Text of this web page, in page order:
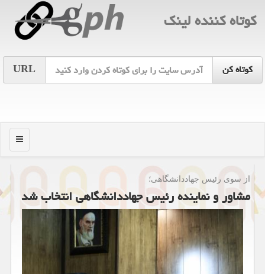
كوتاه كننده لینك
URL
منو
از سوی رئیس جهاددانشگاهی؛
مشاور و نماینده رئیس جهاددانشگاهی انتخاب شد